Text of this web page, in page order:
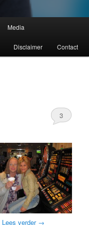
Media
Disclaimer Contact
3
Lees verder →